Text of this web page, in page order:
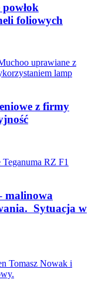
foliowych
z firmy
malinowa
Sytuacja w